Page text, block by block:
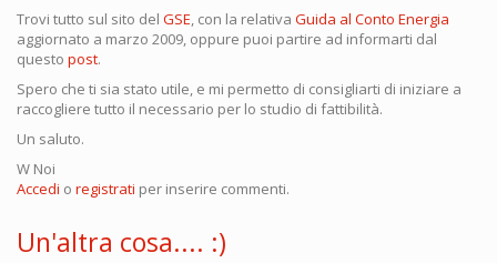
Trovi tutto sul sito del GSE , con la relativa Guida al Conto Energia
aggiornato a marzo 2009, oppure puoi partire ad informarti dal
questo post.
Spero che ti sia stato utile, e mi permetto di consigliarti di iniziare a
raccogliere tutto il necessario per lo studio di fattibilità.
Un saluto.
W Noi
Accedi o registrati per inserire commenti.
Un'altra cosa.... :)